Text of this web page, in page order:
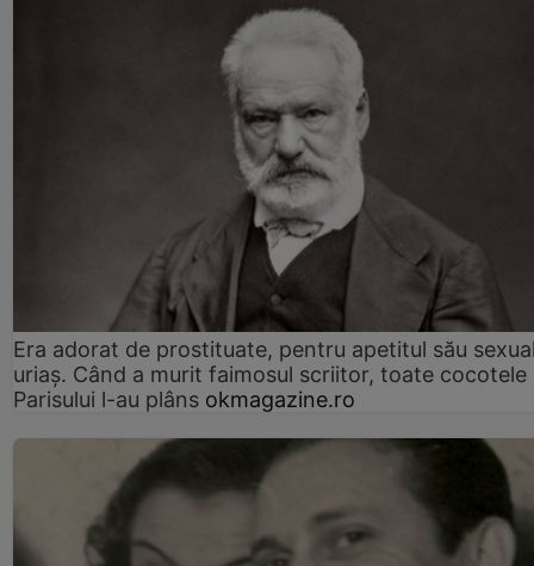
Era adorat de prostituate, pentru apetitul său
uriaș. Când a murit faimosul scriitor, toate cocotele
Parisului l-au plâns okmagazine.ro